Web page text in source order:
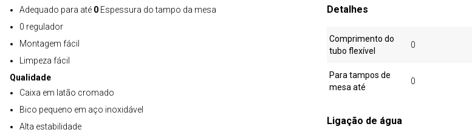
Adequado para até 0 Espessura do tampo da mesa
0 regulador
Montagem fácil
Limpeza fácil
Qualidade
Caixa em latão cromado
Bico pequeno em aço inoxidável
Alta estabilidade
Detalhes
Comprimento do
tubo flexível
0
Para tampos de
mesa até
0
Ligação de água